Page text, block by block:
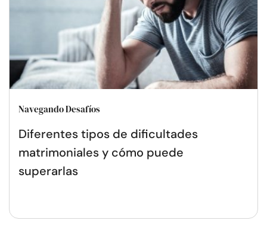
Navegando Desafíos
Diferentes tipos de dificultades
matrimoniales y cómo puede
superarlas